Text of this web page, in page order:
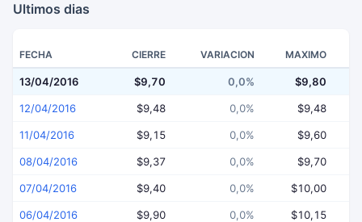
Ultimos dias
FECHA CIERRE VARIACION MAXIMO
13/04/2016 $9,70 0,0% $9,80
12/04/2016 $9,48 0,0% $9,48
11/04/2016 $9,15 0,0% $9,60
08/04/2016 $9,37 0,0% $9,70
07/04/2016 $9,40 0,0% $10,00
06/04/2016 $9,90 0,0% $10,15